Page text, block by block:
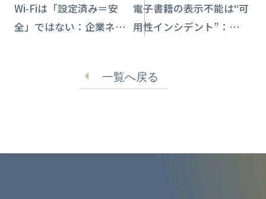
Wi‑Fiは「設定済み＝安
全」ではない：企業ネッ
電子書籍の表示不能は“可
用性インシデント”：
一覧へ戻る